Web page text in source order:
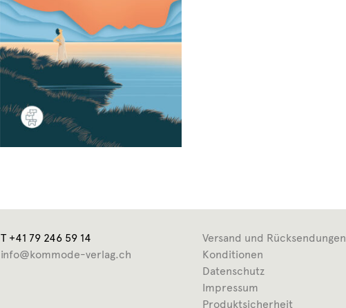
T +41 79 246 59 14
info@kommode-verlag.ch
Versand und Rücksendungen
Konditionen
Datenschutz
Impressum
Produktsicherheit